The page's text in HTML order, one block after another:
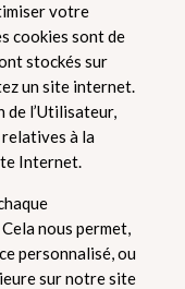
votre
cookies sont de
stockés sur
un site internet.
de l’Utilisateur,
à la
Internet.
nous permet,
personnalisé, ou
sur notre site